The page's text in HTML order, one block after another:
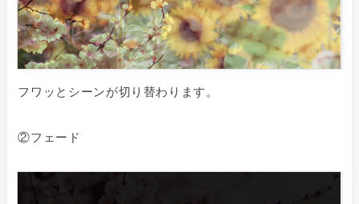
フワッとシーンが切り替わります。
②フェード